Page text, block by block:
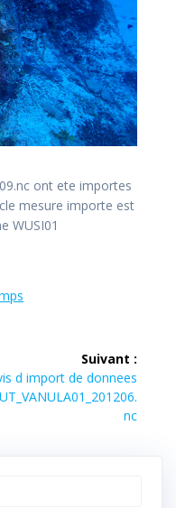
ont ete importes
mesure importe est
WUSI01
Suivant :
:
d import de donnees
nc